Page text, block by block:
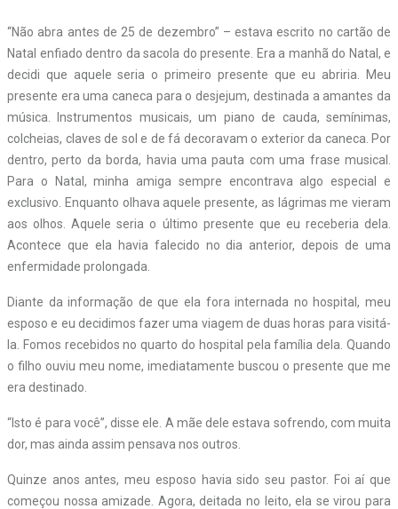
“Não abra antes de 25 de dezembro” – estava escrito no cartão de
Natal enfiado dentro da sacola do presente. Era a manhã do Natal, e
decidi que aquele seria o primeiro presente que eu abriria. Meu
presente era uma caneca para o desjejum, destinada a amantes da
música. Instrumentos musicais, um piano de cauda, semínimas,
colcheias, claves de sol e de fá decoravam o exterior da caneca. Por
dentro, perto da borda, havia uma pauta com uma frase musical.
Para o Natal, minha amiga sempre encontrava algo especial e
exclusivo. Enquanto olhava aquele presente, as lágrimas me vieram
aos olhos. Aquele seria o último presente que eu receberia dela.
Acontece que ela havia falecido no dia anterior, depois de uma
enfermidade prolongada.
Diante da informação de que ela fora internada no hospital, meu
esposo e eu decidimos fazer uma viagem de duas horas para visitá-
la. Fomos recebidos no quarto do hospital pela família dela. Quando
o filho ouviu meu nome, imediatamente buscou o presente que me
era destinado.
“Isto é para você”, disse ele. A mãe dele estava sofrendo, com muita
dor, mas ainda assim pensava nos outros.
Quinze anos antes, meu esposo havia sido seu pastor. Foi aí que
começou nossa amizade. Agora, deitada no leito, ela se virou para